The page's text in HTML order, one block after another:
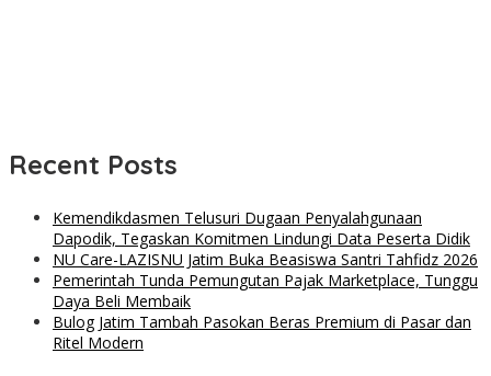
Recent Posts
Kemendikdasmen Telusuri Dugaan Penyalahgunaan
Dapodik, Tegaskan Komitmen Lindungi Data Peserta Didik
NU Care-LAZISNU Jatim Buka Beasiswa Santri Tahfidz 2026
Pemerintah Tunda Pemungutan Pajak Marketplace, Tunggu
Daya Beli Membaik
Bulog Jatim Tambah Pasokan Beras Premium di Pasar dan
Ritel Modern